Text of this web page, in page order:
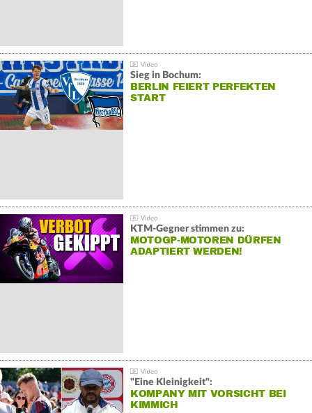
Sieg in Bochum:
BERLIN FEIERT PERFEKTEN
START
KTM-Gegner stimmen zu:
MOTOGP-MOTOREN DÜRFEN
ADAPTIERT WERDEN!
"Eine Kleinigkeit":
KOMPANY MIT VORSICHT BEI
KIMMICH